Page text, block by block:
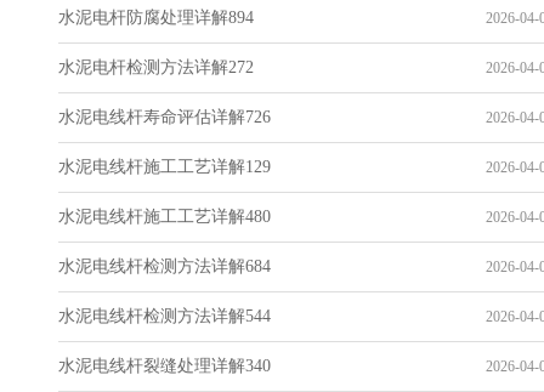
水泥电杆防腐处理详解894 2026-04-
水泥电杆检测方法详解272 2026-04-
水泥电线杆寿命评估详解726 2026-04-
水泥电线杆施工工艺详解129 2026-04-
水泥电线杆施工工艺详解480 2026-04-
水泥电线杆检测方法详解684 2026-04-
水泥电线杆检测方法详解544 2026-04-
水泥电线杆裂缝处理详解340 2026-04-